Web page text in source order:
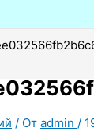
/ От admin /